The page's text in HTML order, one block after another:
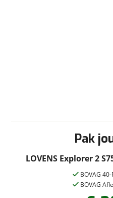
Pak
LOVENS Explorer 2
BOVAG
BOVAG